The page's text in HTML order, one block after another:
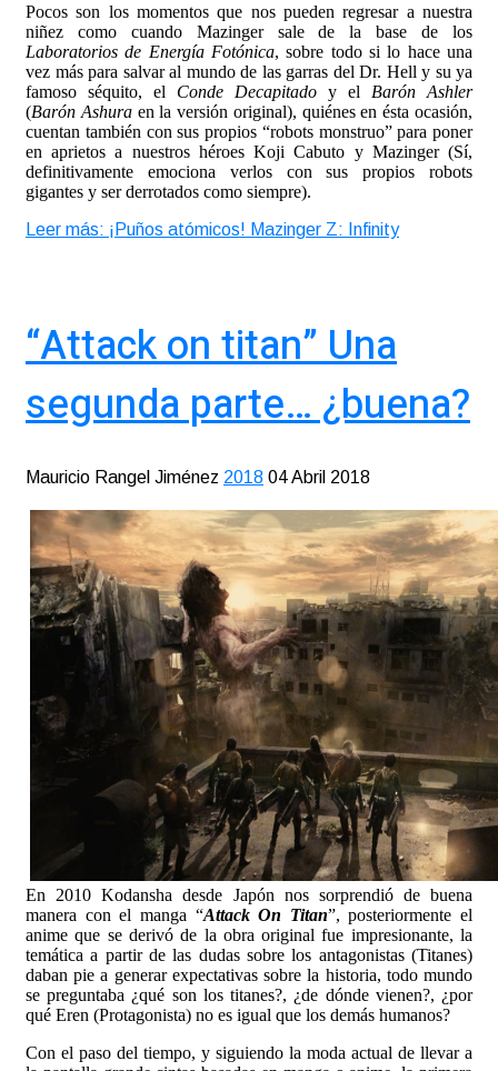
Pocos son los momentos que nos pueden regresar a nuestra
niñez como cuando Mazinger sale de la base de los
Laboratorios de Energía Fotónica, sobre todo si lo hace una
vez más para salvar al mundo de las garras del Dr. Hell y su ya
famoso séquito, el Conde Decapitado y el Barón Ashler
(Barón Ashuraen la versión original), quiénes en ésta ocasión,
cuentan también con sus propios “robots monstruo” para poner
en aprietos a nuestros héroes Koji Cabuto y Mazinger (Sí,
definitivamente emociona verlos con sus propios robots
gigantes y ser derrotados como siempre).
Leer más: ¡Puños atómicos! Mazinger Z: Infinity
“Attack on titan” Una
segunda parte… ¿buena?
Mauricio Rangel Jiménez 2018 04 Abril 2018
En 2010 Kodansha desde Japón nos sorprendió de buena
manera con el manga “Attack On Titan”, posteriormente el
anime que se derivó de la obra original fue impresionante, la
temática a partir de las dudas sobre los antagonistas (Titanes)
daban pie a generar expectativas sobre la historia, todo mundo
se preguntaba ¿qué son los titanes?, ¿de dónde vienen?, ¿por
qué Eren (Protagonista) no es igual que los demás humanos?
Con el paso del tiempo, y siguiendo la moda actual de llevar a